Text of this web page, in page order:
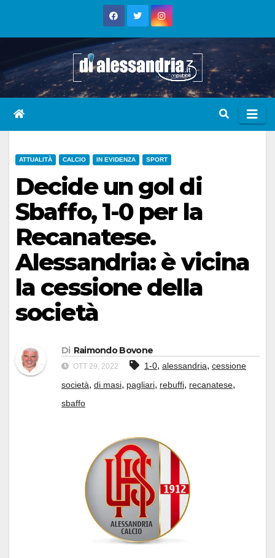
ATTUALITÀ CALCIO IN EVIDENZA SPORT
Decide un gol di
Sbaffo, 1-0 per la
Recanatese.
Alessandria: è vicina
la cessione della
società
Di Raimondo Bovone
OTT 29, 2022 1-0, alessandria, cessione
società, di masi, pagliari, rebuffi, recanatese,
sbaffo